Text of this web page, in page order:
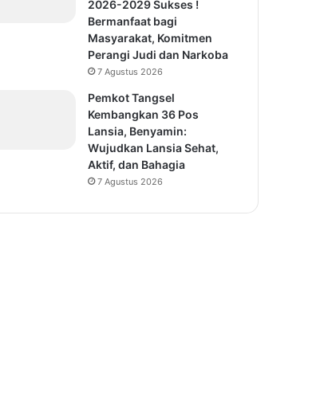
2026-2029 Sukses !
Bermanfaat bagi
Masyarakat, Komitmen
Perangi Judi dan Narkoba
7 Agustus 2026
Pemkot Tangsel
Kembangkan 36 Pos
Lansia, Benyamin:
Wujudkan Lansia Sehat,
Aktif, dan Bahagia
7 Agustus 2026